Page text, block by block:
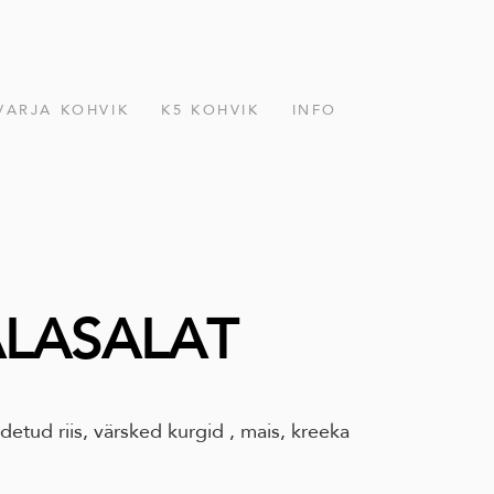
KOHVIK K5 KOHVIK INFO
riis, värsked kurgid , mais, kreeka